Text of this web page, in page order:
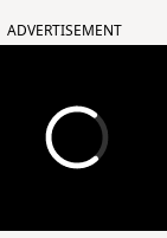
ADVERTISEMENT